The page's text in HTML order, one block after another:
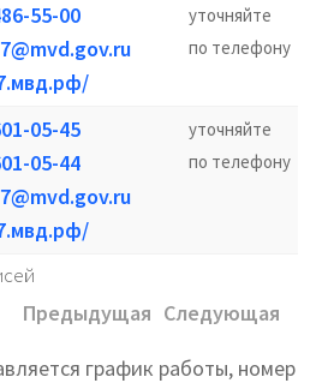
55-00
уточняйте
по телефону
05-45
05-44
уточняйте
по телефону
Предыдущая Следующая
график работы, номер